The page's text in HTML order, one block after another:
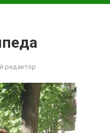
редактор